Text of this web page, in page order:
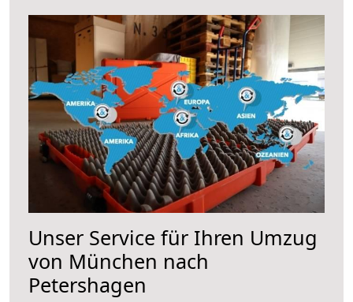
Unser Service für Ihren Umzug
von München nach
Petershagen